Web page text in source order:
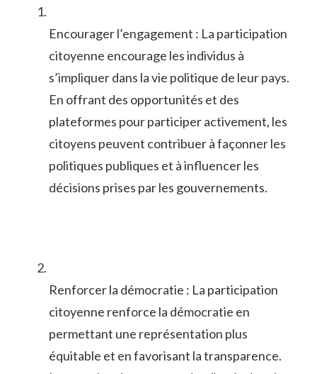
Encourager l’engagement : La ⁤participation
citoyenne encourage ​les individus à
s’impliquer dans la vie politique de leur​ pays.
En offrant⁤ des opportunités et ⁣des
plateformes pour participer activement, les
⁤citoyens‍ peuvent ⁣contribuer à façonner les
politiques publiques et à influencer les
décisions prises par les gouvernements.
Renforcer la démocratie⁣ : La participation
citoyenne renforce ‍la démocratie en
‍permettant une représentation plus
équitable et en ‍favorisant la ‌transparence.